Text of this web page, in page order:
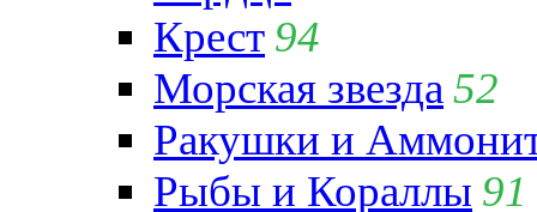
Крест 94
Морская звезда 52
Ракушки и
Рыбы и Кораллы 91